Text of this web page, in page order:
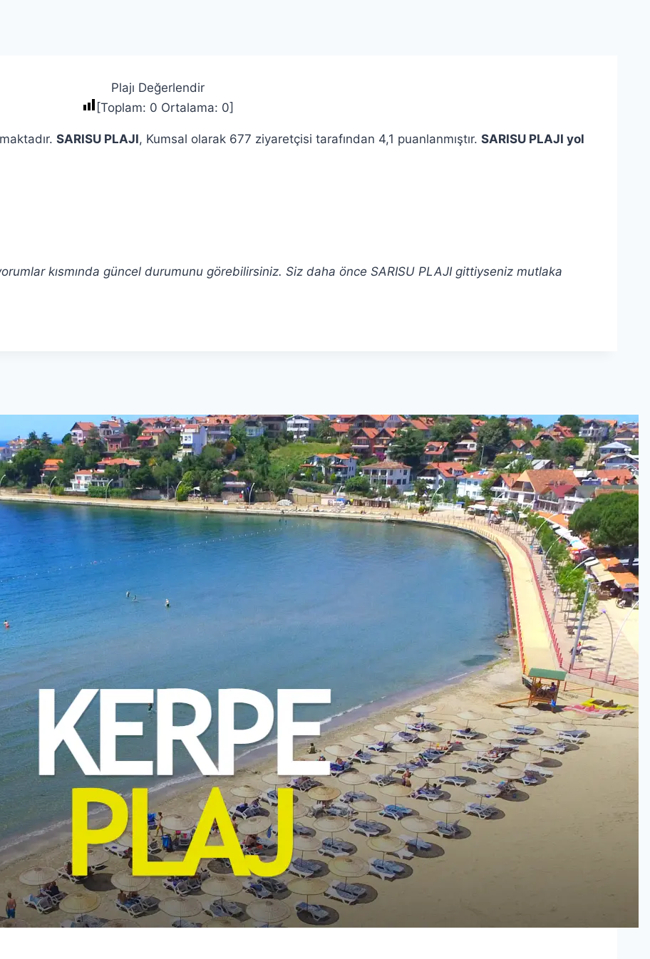
Plajı Değerlendir
[Toplam: 0 Ortalama: 0]
SARISU PLAJI, Kumsal olarak 677 ziyaretçisi tarafından 4,1 puanlanmıştır. SARISU PLAJI yol
kısmında güncel durumunu görebilirsiniz. Siz daha önce SARISU PLAJI gittiyseniz mutlaka